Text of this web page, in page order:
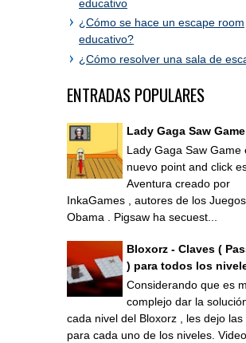
educativo
¿Cómo se hace un escape room
educativo?
¿Cómo resolver una sala de
ENTRADAS POPULARES
Lady Gaga Saw Game
Lady Gaga Saw Game
nuevo point and click
Aventura creado por
InkaGames , autores de los
Obama . Pigsaw ha secuest...
Bloxorz - Claves (
) para todos los
Considerando que es
complejo dar la
cada nivel del Bloxorz , les dejo las
para cada uno de los niveles.